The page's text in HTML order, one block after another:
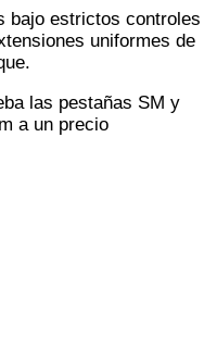
bajo estrictos controles
uniformes de
las pestañas SM y
a un precio